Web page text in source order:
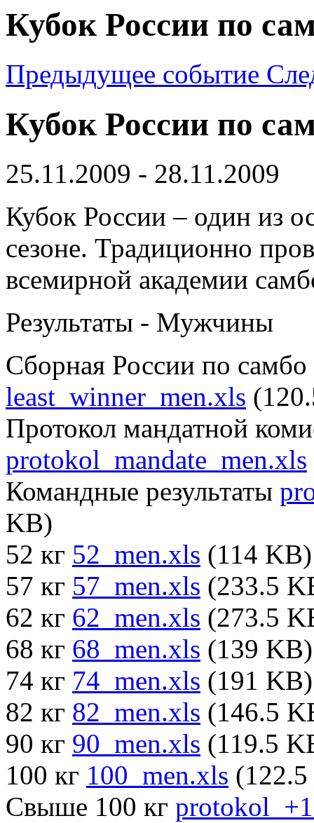
Кубок России по
Предыдущее событие
Кубок России по
25.11.2009 - 28.11.2009
Кубок России – один из
сезоне. Традиционно
всемирной академии
Результаты - Мужчины
Сборная России по
least_winner_men.xls
Протокол мандатной
protokol_mandate_men.xls
Командные результаты
KB)
52 кг 52_men.xls (114 KB)
57 кг 57_men.xls (233.5
62 кг 62_men.xls (273.5
68 кг 68_men.xls (139 KB)
74 кг 74_men.xls (191 KB)
82 кг 82_men.xls (146.5
90 кг 90_men.xls (119.5
100 кг 100_men.xls
Свыше 100 кг